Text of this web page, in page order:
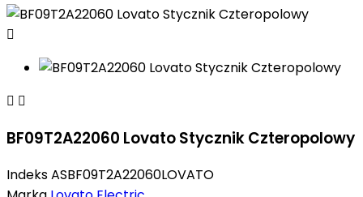

 
BF09T2A22060 Lovato Stycznik Czteropolowy
IndeksASBF09T2A22060LOVATO